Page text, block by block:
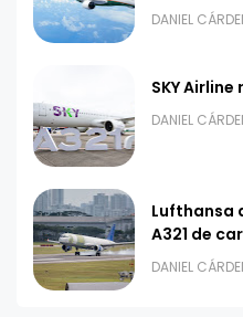
DANIEL
SKY
DANIEL
Lufthansa
A321 de
DANIEL